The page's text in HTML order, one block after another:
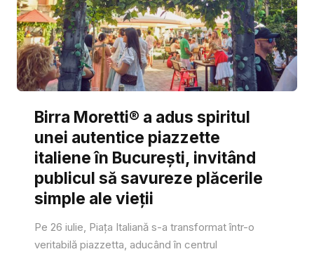
Birra Moretti® a adus spiritul
unei autentice piazzette
italiene în București, invitând
publicul să savureze plăcerile
simple ale vieții
Pe 26 iulie, Piața Italiană s-a transformat într-o
veritabilă piazzetta, aducând în centrul